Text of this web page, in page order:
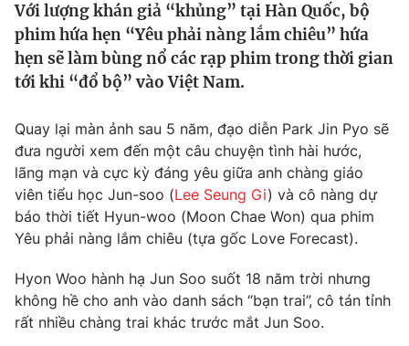
Thế giới
Tin tức
Thế giới đó đây
Câu chuyện quốc tế
Kinh tế
Thị trường
Góc doanh nghiệp
Dữ liệu và đời sống
Truyền hình
Phim VTV
Hậu trường
Nhân vật
Khán giả
Giải trí
Âm nhạc
Đời sống
Du lịch
Giáo dục
Với lượng khán giả “khủng” tại Hàn Quốc, bộ
phim hứa hẹn “Yêu phải nàng lắm chiêu” hứa
hẹn sẽ làm bùng nổ các rạp phim trong thời gian
tới khi “đổ bộ” vào Việt Nam.
Quay lại màn ảnh sau 5 năm, đạo diễn Park Jin Pyo sẽ
đưa người xem đến một câu chuyện tình hài hước,
lãng mạn và cực kỳ đáng yêu giữa anh chàng giáo
viên tiểu học Jun-soo (Lee Seung Gi) và cô nàng dự
báo thời tiết Hyun-woo (Moon Chae Won) qua phim
Yêu phải nàng lắm chiêu (tựa gốc Love Forecast).
Hyon Woo hành hạ Jun Soo suốt 18 năm trời nhưng
không hề cho anh vào danh sách “bạn trai”, cô tán tỉnh
rất nhiều chàng trai khác trước mắt Jun Soo.